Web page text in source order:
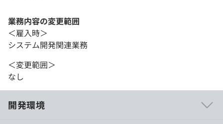
業務内容の変更範囲
＜雇入時＞
システム開発関連業務
＜変更範囲＞
なし
開発環境